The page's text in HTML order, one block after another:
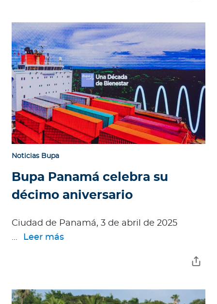
Noticias Bupa
Bupa Panamá celebra su
décimo aniversario
Ciudad de Panamá, 3 de abril de 2025
...
Leer más